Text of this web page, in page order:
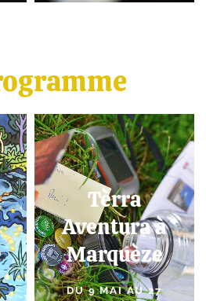
Tèrra
Aventura à
Marquèze
DU 9 MAI AU 27